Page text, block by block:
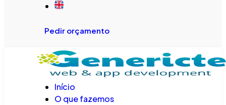
Pedir orçamento
Início
O que fazemos